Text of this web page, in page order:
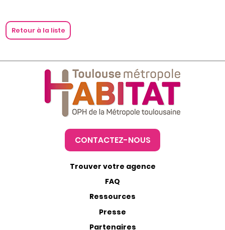
Retour à la liste
CONTACTEZ-NOUS
Trouver votre agence
FAQ
Ressources
Presse
Partenaires